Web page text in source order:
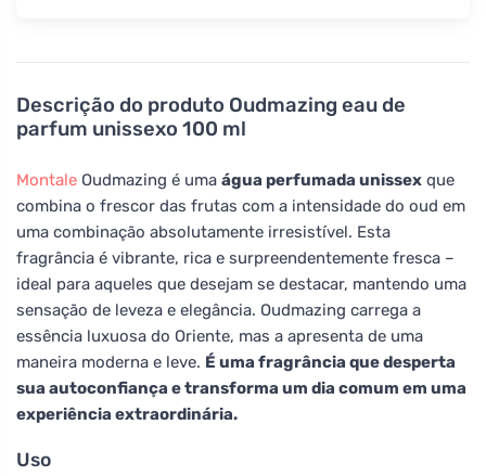
Descrição do produto Oudmazing eau de
parfum unissexo 100 ml
Montale Oudmazing é uma água perfumada unissex que
combina o frescor das frutas com a intensidade do oud em
uma combinação absolutamente irresistível. Esta
fragrância é vibrante, rica e surpreendentemente fresca –
ideal para aqueles que desejam se destacar, mantendo uma
sensação de leveza e elegância. Oudmazing carrega a
essência luxuosa do Oriente, mas a apresenta de uma
maneira moderna e leve. É uma fragrância que desperta
sua autoconfiança e transforma um dia comum em uma
experiência extraordinária.
Uso